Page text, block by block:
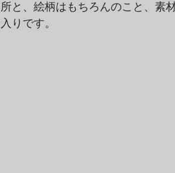
と、絵柄はもちろんのこと、素
りです。